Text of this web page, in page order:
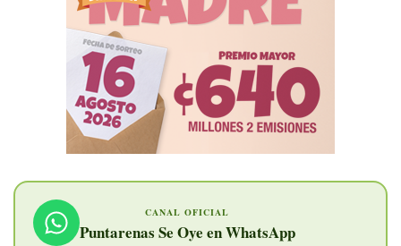
CANAL OFICIAL
Puntarenas Se Oye en WhatsApp